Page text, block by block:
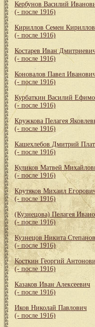
Кербунов Василий
(- после 1916)
Кириллов Семен
(- после 1916)
Костарев Иван
(- после 1916)
Коновалов Павел
(- после 1916)
Курбаткин Василий
(- после 1916)
Кружкова Пелагея
(- после 1916)
Кашехлебов Дмитрий
(- после 1916)
Куликов Матвей
(- после 1916)
Крутяков Михаил
(- после 1916)
(Кузнецова) Пелагея
(- после 1916)
Кузнецов Никита
(- после 1916)
Косткин Георгий
(- после 1916)
Казаков Иван Алексеевич
(- после 1916)
Иков Николай Павлович
(- после 1916)